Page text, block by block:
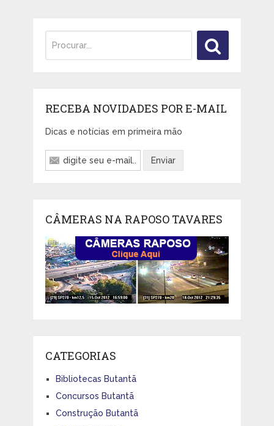
RECEBA NOVIDADES POR E-MAIL
Dicas e notícias em primeira mão
CÂMERAS NA RAPOSO TAVARES
CATEGORIAS
Bibliotecas Butantã
Concursos Butantã
Construção Butantã